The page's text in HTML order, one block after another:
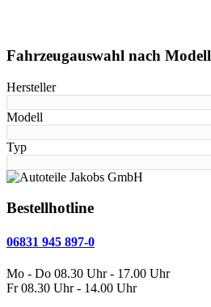
Fahrzeugauswahl nach Modell
Hersteller
Modell
Typ
Bestellhotline
06831 945 897-0
Mo - Do 08.30 Uhr - 17.00 Uhr
Fr 08.30 Uhr - 14.00 Uhr